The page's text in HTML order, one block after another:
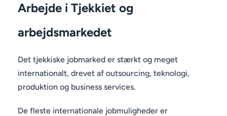
Arbejde i Tjekkiet og
arbejdsmarkedet
Det tjekkiske jobmarked er stærkt og meget
internationalt, drevet af outsourcing, teknologi,
produktion og business services.
De fleste internationale jobmuligheder er